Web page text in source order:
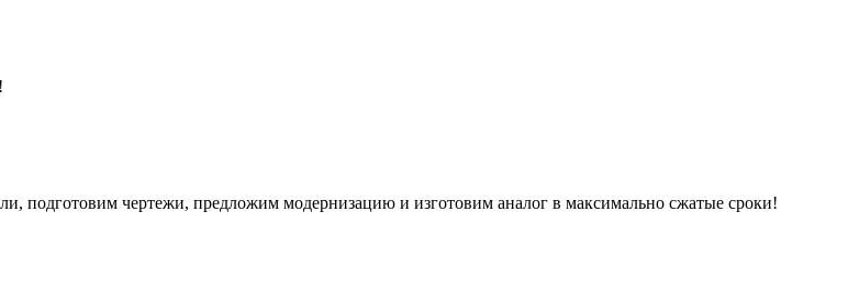
подготовим чертежи, предложим модернизацию и изготовим аналог в максимально сжатые сроки!